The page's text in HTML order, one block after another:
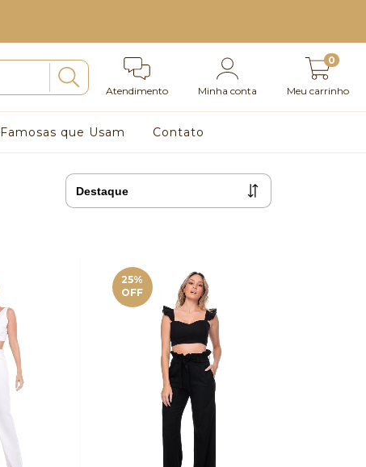
Atendimento Minha conta Meu carrinho
0
Famosas que Usam Contato
25%
OFF